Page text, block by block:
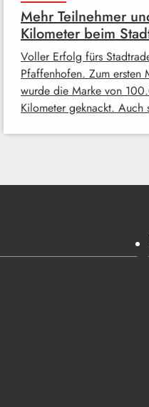
Mehr Teilnehmer
Kilometer beim
Voller Erfolg fürs
Pfaffenhofen. Zum ersten
wurde die Marke von
Kilometer geknackt. Auch